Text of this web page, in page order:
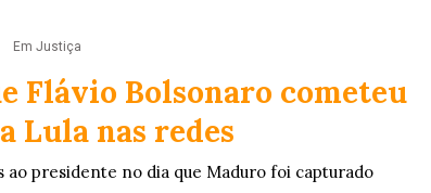
Em Justiça
Flávio Bolsonaro cometeu
Lula nas redes
ao presidente no dia que Maduro foi capturado